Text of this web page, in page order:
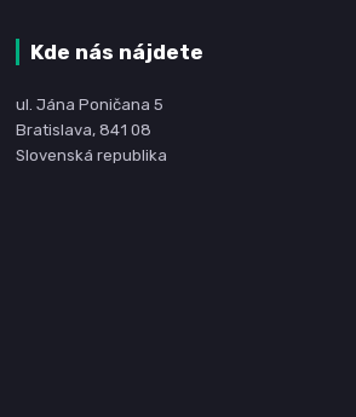
Kde nás nájdete
ul. Jána Poničana 5
Bratislava, 841 08
Slovenská republika